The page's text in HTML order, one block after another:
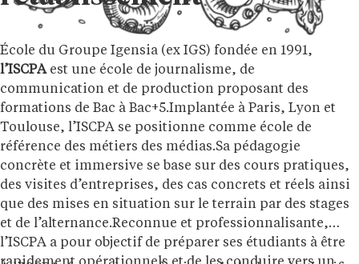
École du Groupe Igensia (ex IGS) fondée en 1991,
l’ISCPAest une école de journalisme, de
communication et de production proposant des
formations de Bac à Bac+5.Implantée à Paris, Lyon et
Toulouse, l’ISCPA se positionne comme école de
référence des métiers des médias.Sa pédagogie
concrète et immersive se base sur des cours pratiques,
des visites d’entreprises, des cas concrets et réels ainsi
que des mises en situation sur le terrain par des stages
et de l’alternance.Reconnue et professionnalisante,
l’ISCPA a pour objectif de préparer ses étudiants à être